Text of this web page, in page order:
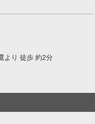
より 徒歩 約2分